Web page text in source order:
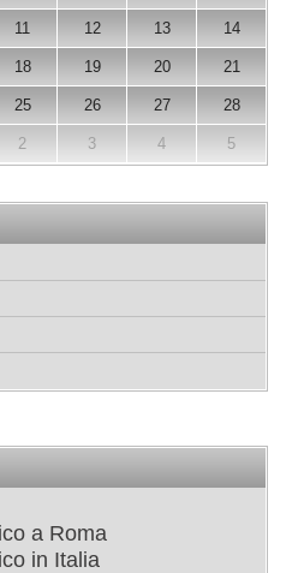
11 12 13 14
18 19 20 21
25 26 27 28
2 3 4 5
a Roma
in Italia